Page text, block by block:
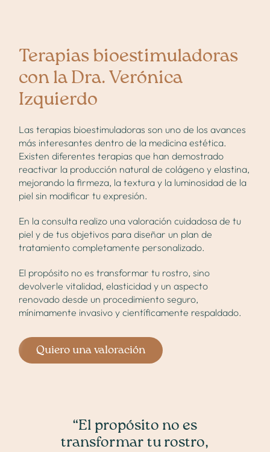
¿Lo tienes decidido o aún tienes dudas?
Quiero informarme
Quiero una valoración
Terapias bioestimuladoras
con la Dra. Verónica
Izquierdo
Las terapias bioestimuladoras son uno de los avances
más interesantes dentro de la medicina estética.
Existen diferentes terapias que han demostrado
reactivar la producción natural de colágeno y elastina,
mejorando la firmeza, la textura y la luminosidad de la
piel sin modificar tu expresión.
En la consulta realizo una valoración cuidadosa de tu
piel y de tus objetivos para diseñar un plan de
tratamiento completamente personalizado.
El propósito no es transformar tu rostro, sino
devolverle vitalidad, elasticidad y un aspecto
renovado desde un procedimiento seguro,
mínimamente invasivo y científicamente respaldado.
Quiero una valoración
“El propósito no es
transformar tu rostro,